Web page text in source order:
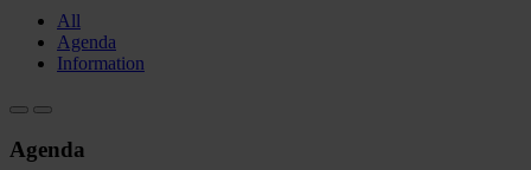
All
Agenda
Information
Agenda